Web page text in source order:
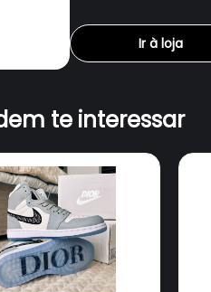
Ir à loja
te interessar